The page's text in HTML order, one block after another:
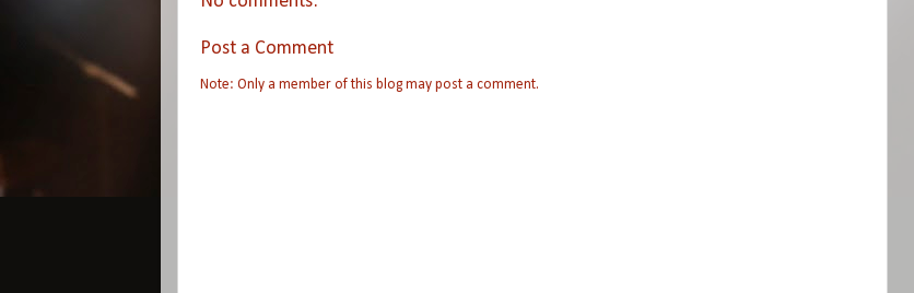
Post a Comment
Note: Only a member of this blog may post a comment.